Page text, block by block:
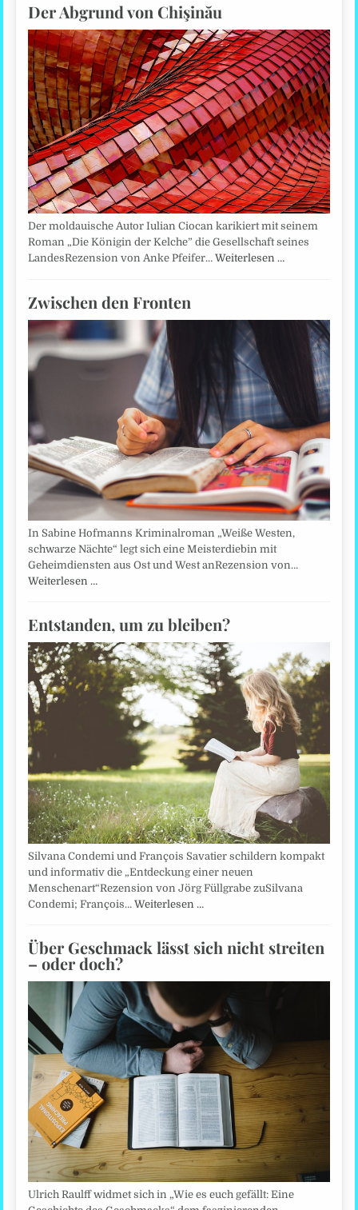
Der Abgrund von Chişinău
Der moldauische Autor Iulian Ciocan karikiert mit seinem
Roman „Die Königin der Kelche” die Gesellschaft seines
LandesRezension von Anke Pfeifer…Weiterlesen …
Zwischen den Fronten
In Sabine Hofmanns Kriminalroman „Weiße Westen,
schwarze Nächte“ legt sich eine Meisterdiebin mit
Geheimdiensten aus Ost und West anRezension von…
Weiterlesen …
Entstanden, um zu bleiben?
Silvana Condemi und François Savatier schildern kompakt
und informativ die „Entdeckung einer neuen
Menschenart“Rezension von Jörg Füllgrabe zuSilvana
Condemi; François…Weiterlesen …
Über Geschmack lässt sich nicht streiten
– oder doch?
Ulrich Raulff widmet sich in „Wie es euch gefällt: Eine